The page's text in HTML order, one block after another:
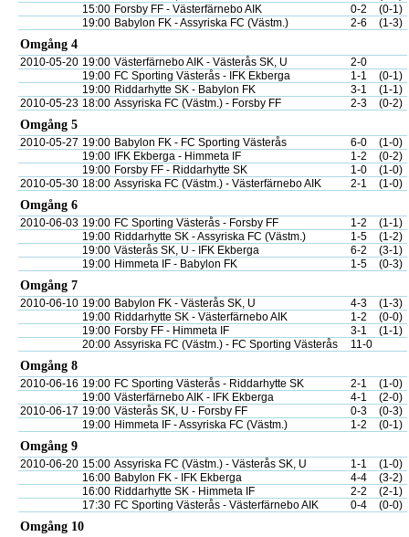
15:00 Forsby FF - Västerfärnebo AIK 0-2
(0-1)
19:00 Babylon FK - Assyriska FC (Västm.) 2-6 (1-3)
Omgång 4
2010-05-20 19:00 Västerfärnebo AIK - Västerås SK, U
2-0
19:00 FC Sporting Västerås - IFK Ekberga 1-1
(0-1)
19:00 Riddarhytte SK - Babylon FK 3-1
(1-1)
2010-05-23 18:00 Assyriska FC (Västm.) - Forsby FF 2-3 (0-2)
Omgång 5
2010-05-27 19:00 Babylon FK - FC Sporting Västerås 6-0
(1-0)
19:00
IFK Ekberga - Himmeta IF 1-2
(0-2)
19:00 Forsby FF - Riddarhytte SK 1-0
(1-0)
2010-05-30 18:00 Assyriska FC (Västm.) - Västerfärnebo AIK 2-1 (1-0)
Omgång 6
2010-06-03 19:00 FC Sporting Västerås - Forsby FF 1-2
(1-1)
19:00 Riddarhytte SK - Assyriska FC (Västm.) 1-5
(1-2)
19:00 Västerås SK, U - IFK Ekberga 6-2
(3-1)
19:00 Himmeta IF - Babylon FK 1-5 (0-3)
Omgång 7
2010-06-10 19:00 Babylon FK - Västerås SK, U 4-3
(1-3)
19:00 Riddarhytte SK - Västerfärnebo AIK 1-2
(0-0)
19:00 Forsby FF - Himmeta IF 3-1
(1-1)
20:00 Assyriska FC (Västm.) - FC Sporting Västerås 11-0
Omgång 8
2010-06-16 19:00 FC Sporting Västerås - Riddarhytte SK 2-1
(1-0)
19:00 Västerfärnebo AIK - IFK Ekberga 4-1
(2-0)
2010-06-17 19:00 Västerås SK, U - Forsby FF 0-3
(0-3)
19:00 Himmeta IF - Assyriska FC (Västm.) 1-2 (0-1)
Omgång 9
2010-06-20 15:00 Assyriska FC (Västm.) - Västerås SK, U 1-1
(1-0)
16:00 Babylon FK - IFK Ekberga 4-4
(3-2)
16:00 Riddarhytte SK - Himmeta IF 2-2
(2-1)
17:30 FC Sporting Västerås - Västerfärnebo AIK 0-4 (0-0)
Omgång 10